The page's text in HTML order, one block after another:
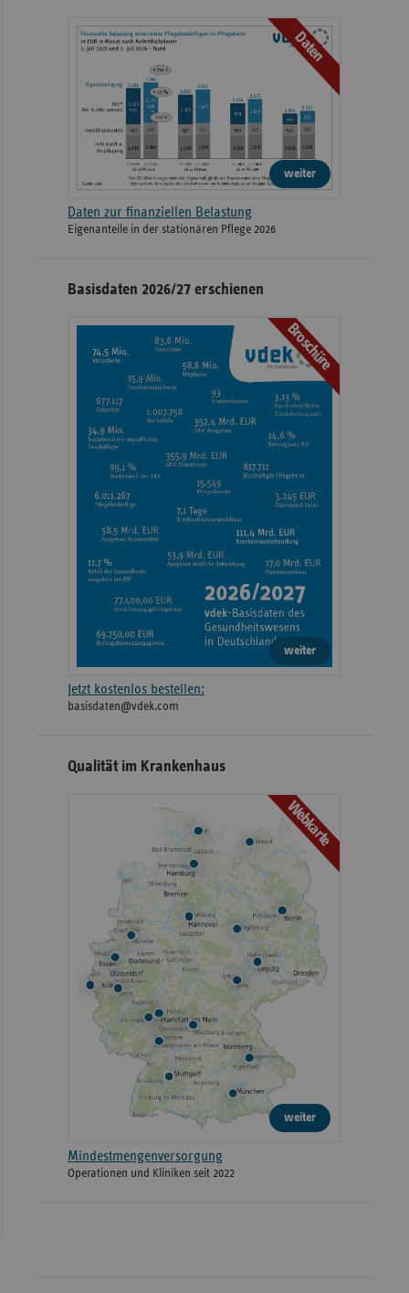
Daten
weiter
Daten zur finanziellen Belastung
Eigenanteile in der stationären Pflege 2026
Basisdaten 2026/27 erschienen
Broschüre
weiter
Jetzt kostenlos bestellen:
basisdaten@vdek.com
Qualität im Krankenhaus
Webkarte
weiter
Mindestmengenversorgung
Operationen und Kliniken seit 2022